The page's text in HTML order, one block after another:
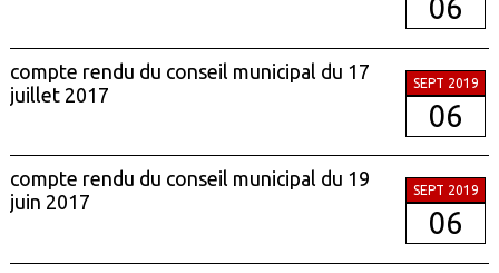
06
compte rendu du conseil municipal du 17
juillet 2017
SEPT 2019
06
compte rendu du conseil municipal du 19
juin 2017
SEPT 2019
06